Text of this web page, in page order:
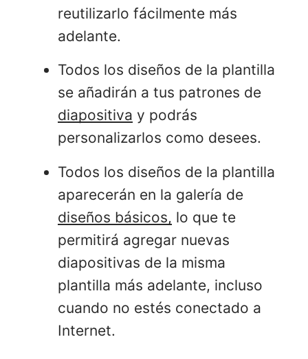
reutilizarlo fácilmente más
adelante.
Todos los diseños de la plantilla
se añadirán a tus patrones de
diapositiva y podrás
personalizarlos como desees.
Todos los diseños de la plantilla
aparecerán en la galería de
diseños básicos, lo que te
permitirá agregar nuevas
diapositivas de la misma
plantilla más adelante, incluso
cuando no estés conectado a
Internet.